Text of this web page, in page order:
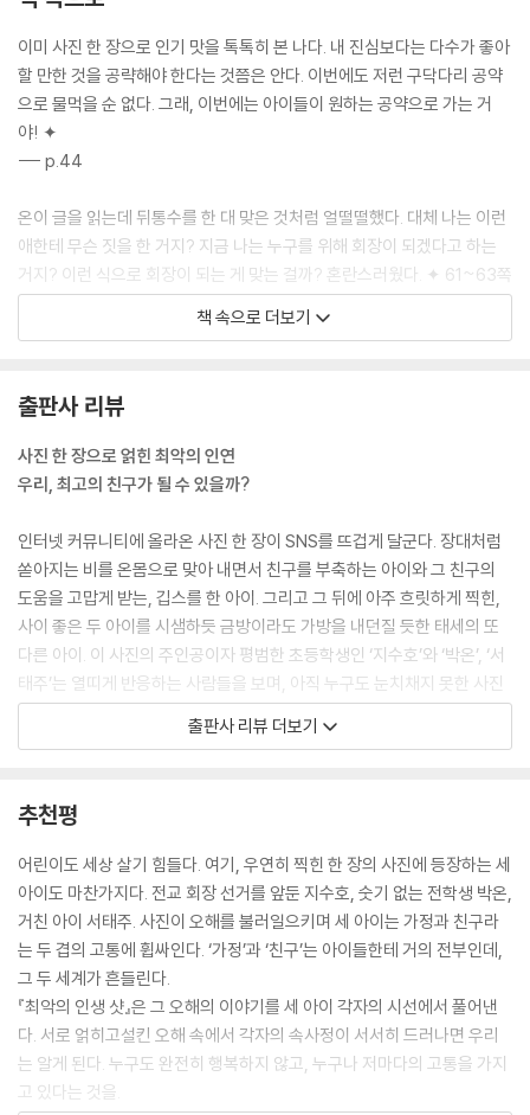
이미 사진 한 장으로 인기 맛을 톡톡히 본 나다. 내 진심보다는 다수가 좋아
할 만한 것을 공략해야 한다는 것쯤은 안다. 이번에도 저런 구닥다리 공약
으로 물먹을 순 없다. 그래, 이번에는 아이들이 원하는 공약으로 가는 거
야! ✦
--- p.44
온이 글을 읽는데 뒤통수를 한 대 맞은 것처럼 얼떨떨했다. 대체 나는 이런
애한테 무슨 짓을 한 거지? 지금 나는 누구를 위해 회장이 되겠다고 하는
거지? 이런 식으로 회장이 되는 게 맞는 걸까? 혼란스러웠다. ✦ 61~63쪽
객관적으로 보고 싶지 않았던 모습이다.
라고 비웃을지 안 봐도 훤했다.
저거 딱 봐도 왕따네. 도와준다니까 넙죽 기대는 것 봐. 저러니까 친구가 없
지.
그들은 날카로운 말로 내 마음을 찌르고 찔러 산산조각 낸 다음에야 비로
소 멈출 거라는 걸. ✦ 70~71쪽
이름도 모르는 사람들에게서 무차별적인 공격을 당한 후 분노가 극에 달했
을 태주. 그 원인이 나라고 의심하고 있을 태주. 하지만 오늘만큼은 나도 피
하지 않겠다. 늦었지만 지금이라도 진짜 내가 하고 싶었던 말을 해 줘야겠
다. ✦
다. 그냥…… 모두가 나처럼 불행하길 바랐다. ✦
“그래! 불쌍하다!”
바닥에 주저앉은 나를 보며 박온이 소리쳤다.
“불쌍해서 미치겠다! 네 처지가 아니라, 계속 남 탓하면서 다른 사람 괴롭
히는 게 너무너무 불쌍하다고. 그래서! 그래서 나 못살게 구니까 좋냐? 모
든 걸 다 남 탓으로 돌리니까 속이 시원하냐고!” ✦
--- p.147
책 속으로 더보기
출판사 리뷰
사진 한 장으로 얽힌 최악의 인연
우리, 최고의 친구가 될 수 있을까?
인터넷 커뮤니티에 올라온 사진 한 장이 SNS를 뜨겁게 달군다. 장대처럼
쏟아지는 비를 온몸으로 맞아 내면서 친구를 부축하는 아이와 그 친구의
도움을 고맙게 받는, 깁스를 한 아이. 그리고 그 뒤에 아주 흐릿하게 찍힌,
사이 좋은 두 아이를 시샘하듯 금방이라도 가방을 내던질 듯한 태세의 또
다른 아이. 이 사진의 주인공이자 평범한 초등학생인 ‘지수호’와 ‘박온’, ‘서
태주’는 열띠게 반응하는 사람들을 보며, 아직 누구도 눈치채지 못한 사진
속의 진실이 탄로 날까 봐 가슴을 졸인다.
이야기는 사진이 찍히기 며칠 전, 수호가 온의 고급 무선 이어폰을 주우며
러나 난데없이 둘 사이에 끼어든 태주가 수호를 이어폰 도둑으로 의심하
자, 수호는 덜컥 겁을 먹어 입을 다문다. 진실을 말하지 못한 데 죄책감을
느낀 수호는 마음의 짐을 덜기 위한 수단으로 온을 돕는다. 그런데 아이러
니하게도, 이 모습이 인터넷에서 화제가 되면서, 수호는 학교 아이들뿐만
아니라 주변 어른들, 익명의 사람들에게까지 ‘너무나 착한 아이’라는 평을
받으며 전폭적인 지지를 받게 된다. 이때부터 죄의식과 고양감, 쓰라린 정
직과 달콤한 거짓 사이에서 수호의 위태로운 외줄타기가 시작된다.
수호의 이야기에 이어지는 온과 태주의 이야기까지, 세 가지 시점을 교차
시키며 사건의 윤곽을 드러냄으로써 얄팍했던 사진 한 장에 명암을 쌓아
올리는 최빛나 작가의 치밀한 설계는 이 작품의 백미다. 여기에 양양 작가
가 섬세한 터치를 더해 세 아이를 살아 숨 쉬는 듯 선명하게 빚어냈다.
출판사 리뷰 더보기
추천평
어린이도 세상 살기 힘들다. 여기, 우연히 찍힌 한 장의 사진에 등장하는 세
아이도 마찬가지다. 전교 회장 선거를 앞둔 지수호, 숫기 없는 전학생 박온,
거친 아이 서태주. 사진이 오해를 불러일으키며 세 아이는 가정과 친구라
는 두 겹의 고통에 휩싸인다. ‘가정’과 ‘친구’는 아이들한테 거의 전부인데,
그 두 세계가 흔들린다.
『최악의 인생 샷』은 그 오해의 이야기를 세 아이 각자의 시선에서 풀어낸
다. 서로 얽히고설킨 오해 속에서 각자의 속사정이 서서히 드러나면 우리
는 알게 된다. 누구도 완전히 행복하지 않고, 누구나 저마다의 고통을 가지
고 있다는 것을.